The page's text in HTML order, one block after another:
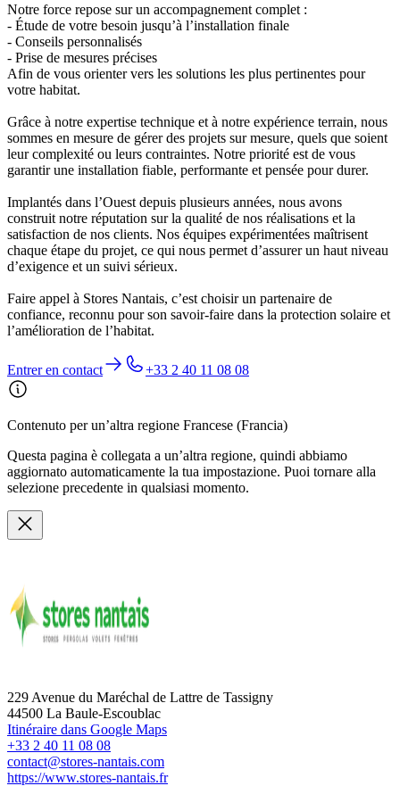
Notre force repose sur un accompagnement complet :
- Étude de votre besoin jusqu’à l’installation finale
- Conseils personnalisés
- Prise de mesures précises
Afin de vous orienter vers les solutions les plus pertinentes pour
votre habitat.
Grâce à notre expertise technique et à notre expérience terrain, nous
sommes en mesure de gérer des projets sur mesure, quels que soient
leur complexité ou leurs contraintes. Notre priorité est de vous
garantir une installation fiable, performante et pensée pour durer.
Implantés dans l’Ouest depuis plusieurs années, nous avons
construit notre réputation sur la qualité de nos réalisations et la
satisfaction de nos clients. Nos équipes expérimentées maîtrisent
chaque étape du projet, ce qui nous permet d’assurer un haut niveau
d’exigence et un suivi sérieux.
Faire appel à Stores Nantais, c’est choisir un partenaire de
confiance, reconnu pour son savoir-faire dans la protection solaire et
l’amélioration de l’habitat.
Entrer en contact +33 2 40 11 08 08
Contenuto per un’altra regione Francese (Francia)
Questa pagina è collegata a un’altra regione, quindi abbiamo
aggiornato automaticamente la tua impostazione. Puoi tornare alla
selezione precedente in qualsiasi momento.
229 Avenue du Maréchal de Lattre de Tassigny
44500 La Baule-Escoublac
Itinéraire dans Google Maps
+33 2 40 11 08 08
contact@stores-nantais.com
https://www.stores-nantais.fr